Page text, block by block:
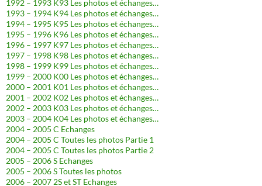
1992 – 1993 K93 Les photos et échanges…
1993 – 1994 K94 Les photos et échanges…
1994 – 1995 K95 Les photos et échanges…
1995 – 1996 K96 Les photos et échanges…
1996 – 1997 K97 Les photos et échanges…
1997 – 1998 K98 Les photos et échanges…
1998 – 1999 K99 Les photos et échanges…
1999 – 2000 K00 Les photos et échanges…
2000 – 2001 K01 Les photos et échanges…
2001 – 2002 K02 Les photos et échanges…
2002 – 2003 K03 Les photos et échanges…
2003 – 2004 K04 Les photos et échanges…
2004 – 2005 C Echanges
2004 – 2005 C Toutes les photos Partie 1
2004 – 2005 C Toutes les photos Partie 2
2005 – 2006 S Echanges
2005 – 2006 S Toutes les photos
2006 – 2007 2S et ST Echanges